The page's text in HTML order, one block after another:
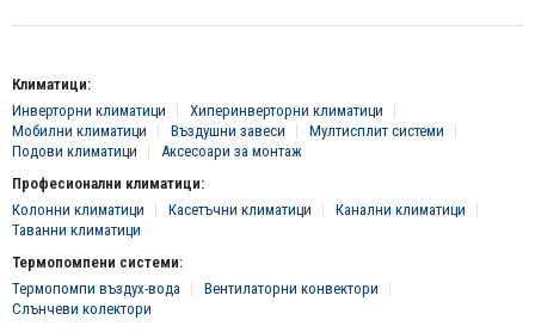
Климатици:
Инверторни климатици
Хиперинверторни климатици
Мобилни климатици
Въздушни завеси
Мултисплит системи
Подови климатици
Аксесоари за монтаж
Професионални климатици:
Колонни климатици
Касетъчни климатици
Канални климатици
Таванни климатици
Термопомпени системи:
Термопомпи въздух-вода
Вентилаторни конвектори
Слънчеви колектори